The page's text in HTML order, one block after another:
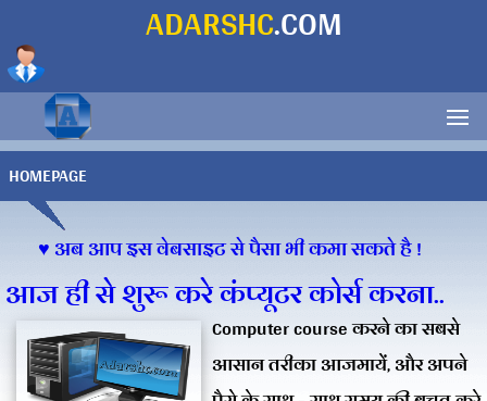
ADARSHC.COM
HOMEPAGE
♥ अब आप इस वेबसाइट से पैसा भी कमा सकते है !
आज ही से शुरू करे कंप्यूटर कोर्स करना..
Computer course करने का सबसे
आसान तरीका आजमायें, और अपने